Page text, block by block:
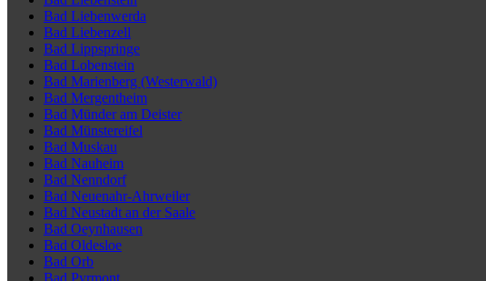
Bad Liebenwerda
Bad Liebenzell
Bad Lippspringe
Bad Lobenstein
Bad Marienberg (Westerwald)
Bad Mergentheim
Bad Münder am Deister
Bad Münstereifel
Bad Muskau
Bad Nauheim
Bad Nenndorf
Bad Neuenahr-Ahrweiler
Bad Neustadt an der Saale
Bad Oeynhausen
Bad Oldesloe
Bad Orb